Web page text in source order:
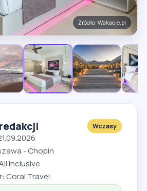
Źródło: Wakacje.pl
Wczasy
- Chopin
Inclusive
Coral Travel